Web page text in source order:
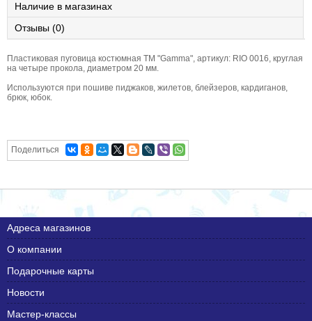
Наличие в магазинах
Отзывы (0)
Пластиковая пуговица костюмная ТМ "Gamma", артикул: RIO 0016, круглая
на четыре прокола, диаметром 20 мм.
Используются при пошиве пиджаков, жилетов, блейзеров, кардиганов,
брюк, юбок.
Поделиться
Адреса магазинов
О компании
Подарочные карты
Новости
Мастер-классы